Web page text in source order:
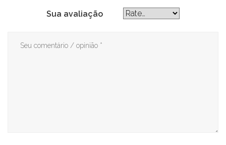
Sua avaliação